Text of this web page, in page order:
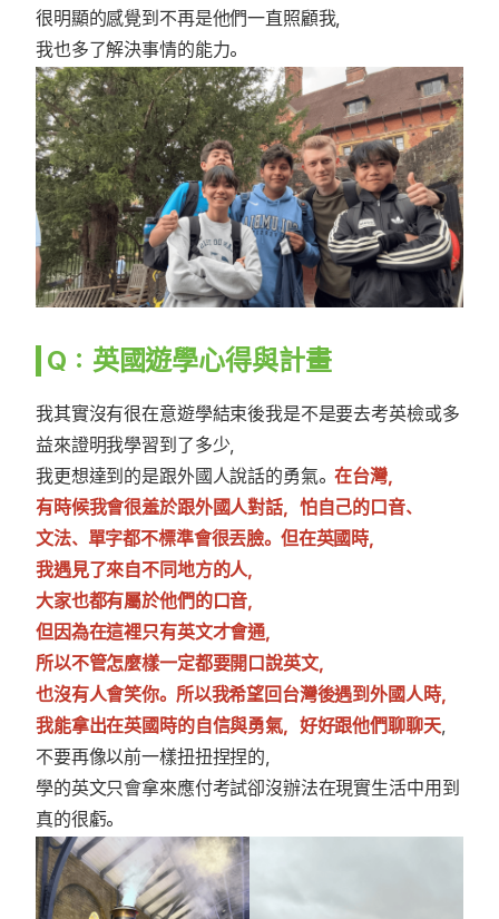
很明顯的感覺到不再是他們一直照顧我，
我也多了解決事情的能力。
Q：英國遊學心得與計畫
我其實沒有很在意遊學結束後我是不是要去考英檢或多
益來證明我學習到了多少，
我更想達到的是跟外國人說話的勇氣。在台灣，
有時候我會很羞於跟外國人對話，怕自己的口音、
文法、單字都不標準會很丟臉。但在英國時，
我遇見了來自不同地方的人，
大家也都有屬於他們的口音，
但因為在這裡只有英文才會通，
所以不管怎麼樣一定都要開口說英文，
也沒有人會笑你。所以我希望回台灣後遇到外國人時，
我能拿出在英國時的自信與勇氣，好好跟他們聊聊天，
不要再像以前一樣扭扭捏捏的，
學的英文只會拿來應付考試卻沒辦法在現實生活中用到
真的很虧。